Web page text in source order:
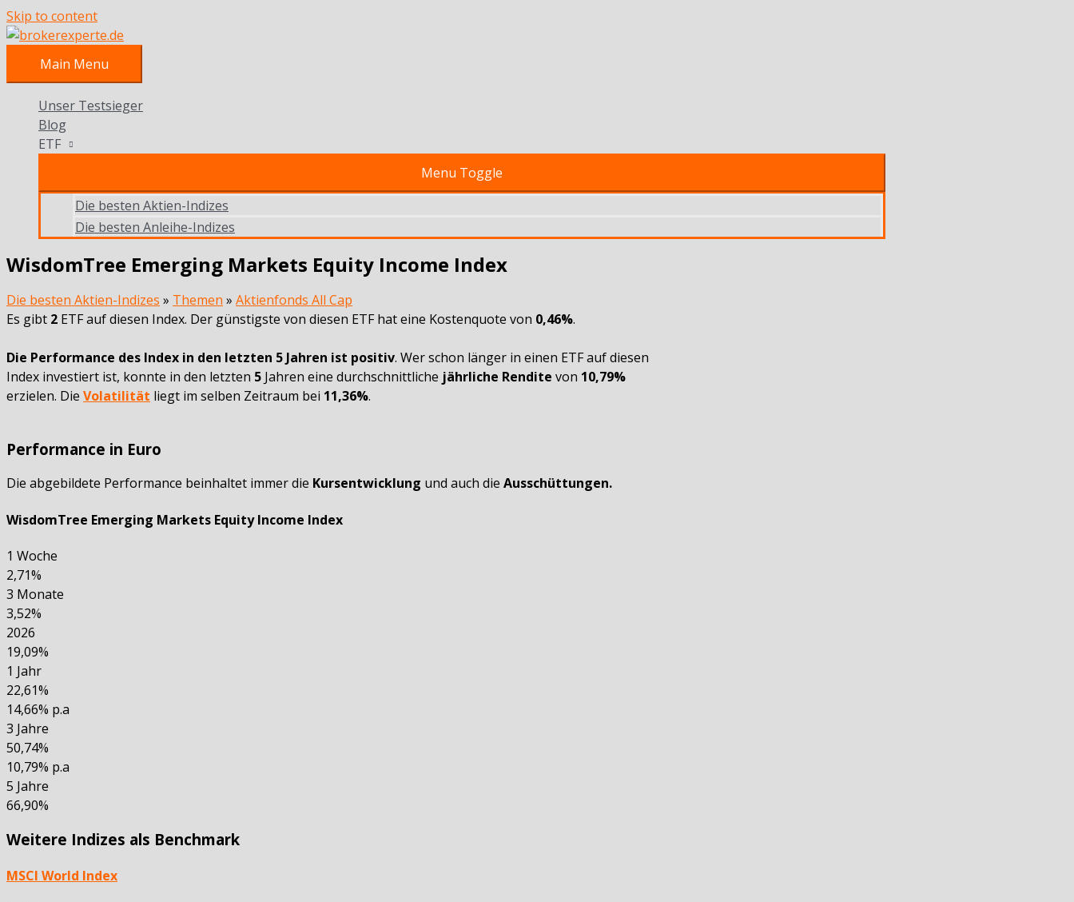
Skip to content
Main Menu
Unser Testsieger
Blog
ETF
Menu Toggle
Die besten Aktien-Indizes
Die besten Anleihe-Indizes
WisdomTree Emerging Markets Equity Income Index
Die besten Aktien-Indizes » Themen » Aktienfonds All Cap
Es gibt 2 ETF auf diesen Index. Der günstigste von diesen ETF hat eine Kostenquote von 0,46%.
Die Performance des Index in den letzten 5 Jahren ist positiv. Wer schon länger in einen ETF auf diesen
Index investiert ist, konnte in den letzten 5 Jahren eine durchschnittliche jährliche Rendite von 10,79%
erzielen. Die Volatilität liegt im selben Zeitraum bei 11,36%.
Performance in Euro
Die abgebildete Performance beinhaltet immer die Kursentwicklung und auch die Ausschüttungen.
WisdomTree Emerging Markets Equity Income Index
1 Woche
2,71%
3 Monate
3,52%
2026
19,09%
1 Jahr
22,61%
14,66% p.a
3 Jahre
50,74%
10,79% p.a
5 Jahre
66,90%
Weitere Indizes als Benchmark
MSCI World Index